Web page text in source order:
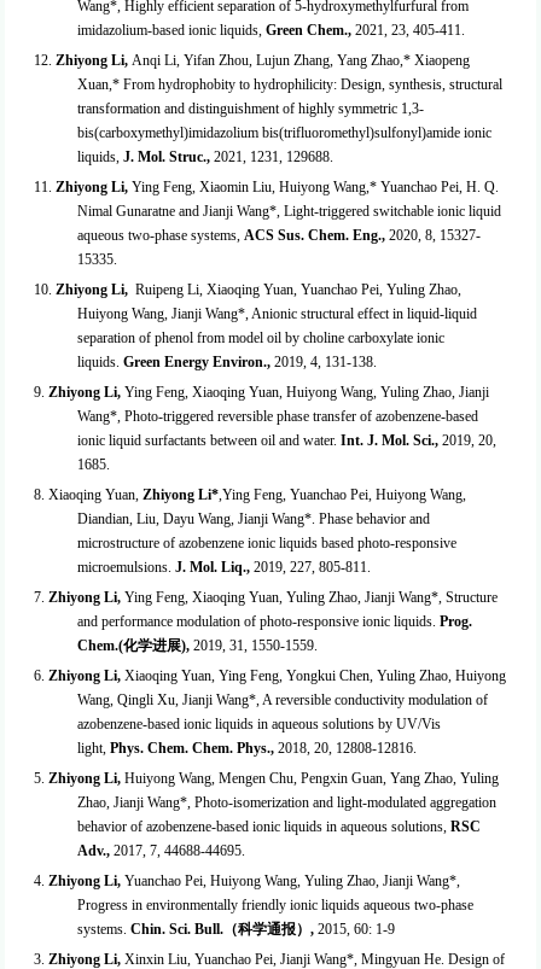
Wang*,Highly efficient separation of 5-hydroxymethylfurfural from
imidazolium-based ionic liquids, Green Chem., 2021, 23, 405-411.
12. Zhiyong Li, Anqi Li, Yifan Zhou, Lujun Zhang, Yang Zhao,* Xiaopeng
Xuan,* From hydrophobity to hydrophilicity: Design, synthesis, structural
transformation and distinguishment of highly symmetric 1,3-
bis(carboxymethyl)imidazolium bis(trifluoromethyl)sulfonyl)amide ionic
liquids,J. Mol. Struc., 2021, 1231, 129688.
11. Zhiyong Li, Ying Feng, Xiaomin Liu, Huiyong Wang,* Yuanchao Pei, H. Q.
Nimal Gunaratne and Jianji Wang*, Light-triggered switchable ionic liquid
aqueous two-phase systems, ACS Sus. Chem. Eng., 2020, 8, 15327-
15335.
10. Zhiyong Li, Ruipeng Li, Xiaoqing Yuan, Yuanchao Pei, Yuling Zhao,
Huiyong Wang, Jianji Wang*, Anionic structural effect in liquid-liquid
separation of phenol from model oil by choline carboxylate ionic
liquids.Green Energy Environ.,2019, 4, 131-138.
9. Zhiyong Li,Ying Feng, Xiaoqing Yuan, Huiyong Wang, Yuling Zhao, Jianji
Wang*, Photo-triggered reversible phase transfer of azobenzene-based
ionic liquid surfactants between oil and water.Int. J. Mol. Sci., 2019, 20,
1685.
8. Xiaoqing Yuan, Zhiyong Li* ,Ying Feng, Yuanchao Pei, Huiyong Wang,
Diandian, Liu, Dayu Wang, Jianji Wang*. Phase behavior and
microstructure of azobenzene ionic liquids based photo-responsive
microemulsions.J. Mol. Liq.,2019, 227, 805-811.
7. Zhiyong Li, Ying Feng, Xiaoqing Yuan, Yuling Zhao, Jianji Wang*, Structure
and performance modulation of photo-responsive ionic liquids.Prog.
Chem.(化学进展), 2019, 31, 1550-1559.
6. Zhiyong Li, Xiaoqing Yuan, Ying Feng, Yongkui Chen, Yuling Zhao, Huiyong
Wang, Qingli Xu, Jianji Wang*, A reversible conductivity modulation of
azobenzene-based ionic liquids in aqueous solutions by UV/Vis
light,Phys. Chem. Chem. Phys., 2018, 20, 12808-12816.
5. Zhiyong Li,Huiyong Wang, Mengen Chu, Pengxin Guan, Yang Zhao, Yuling
Zhao, Jianji Wang*, Photo-isomerization and light-modulated aggregation
behavior of azobenzene-based ionic liquids in aqueous solutions,RSC
Adv.,2017, 7, 44688-44695.
4. Zhiyong Li, Yuanchao Pei, Huiyong Wang, Yuling Zhao, Jianji Wang*,
Progress in environmentally friendly ionic liquids aqueous two-phase
systems.Chin. Sci. Bull. （科学通报）, 2015, 60: 1-9
3. Zhiyong Li,Xinxin Liu, Yuanchao Pei, Jianji Wang*, Mingyuan He. Design of